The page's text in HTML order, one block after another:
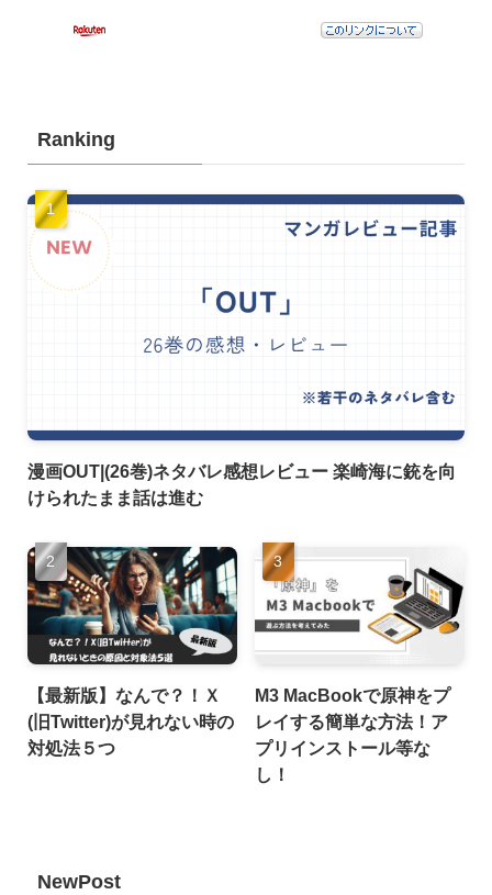
Ranking
漫画OUT|(26巻)ネタバレ感想レビュー 楽崎海に銃を向
けられたまま話は進む
【最新版】なんで？！Ｘ
(旧Twitter)が見れない時の
対処法５つ
M3 MacBookで原神をプ
レイする簡単な方法！ア
プリインストール等な
し！
NewPost